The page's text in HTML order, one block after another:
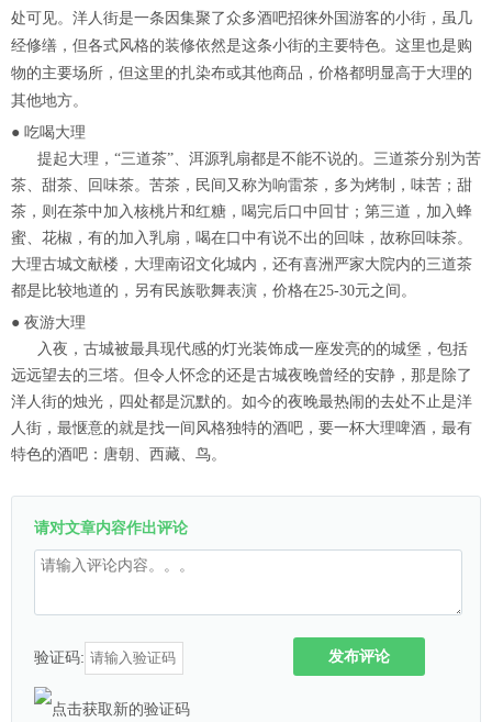
处可见。洋人街是一条因集聚了众多酒吧招徕外国游客的小街，虽几
经修缮，但各式风格的装修依然是这条小街的主要特色。这里也是购
物的主要场所，但这里的扎染布或其他商品，价格都明显高于大理的
其他地方。
● 吃喝大理
提起大理，“三道茶”、洱源乳扇都是不能不说的。三道茶分别为苦
茶、甜茶、回味茶。苦茶，民间又称为响雷茶，多为烤制，味苦；甜
茶，则在茶中加入核桃片和红糖，喝完后口中回甘；第三道，加入蜂
蜜、花椒，有的加入乳扇，喝在口中有说不出的回味，故称回味茶。
大理古城文献楼，大理南诏文化城内，还有喜洲严家大院内的三道茶
都是比较地道的，另有民族歌舞表演，价格在25-30元之间。
● 夜游大理
入夜，古城被最具现代感的灯光装饰成一座发亮的的城堡，包括
远远望去的三塔。但令人怀念的还是古城夜晚曾经的安静，那是除了
洋人街的烛光，四处都是沉默的。如今的夜晚最热闹的去处不止是洋
人街，最惬意的就是找一间风格独特的酒吧，要一杯大理啤酒，最有
特色的酒吧：唐朝、西藏、鸟。
请对文章内容作出评论
验证码: 发布评论